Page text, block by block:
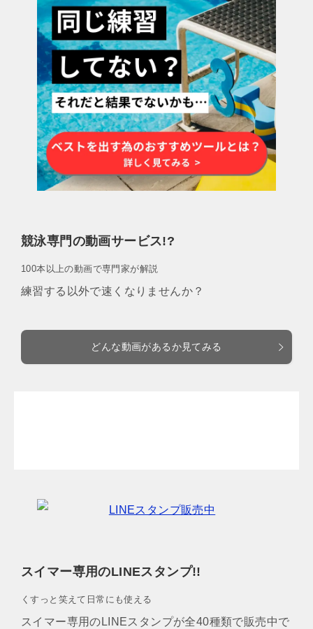
競泳専門の動画サービス!?
100本以上の動画で専門家が解説
練習する以外で速くなりませんか？
どんな動画があるか見てみる
スイマー専用のLINEスタンプ!!
くすっと笑えて日常にも使える
スイマー専用のLINEスタンプが全40種類で販売中で